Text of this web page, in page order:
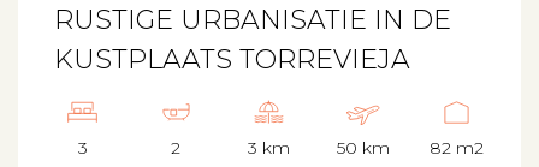
RUSTIGE URBANISATIE IN DE
KUSTPLAATS TORREVIEJA
3 2 3 km 50 km 82 m2